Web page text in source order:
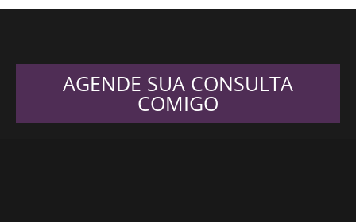
AGENDE SUA CONSULTA
COMIGO